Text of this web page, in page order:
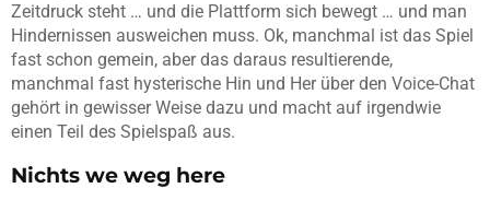
Zeitdruck steht … und die Plattform sich bewegt … und man
Hindernissen ausweichen muss. Ok, manchmal ist das Spiel
fast schon gemein, aber das daraus resultierende,
manchmal fast hysterische Hin und Her über den Voice-Chat
gehört in gewisser Weise dazu und macht auf irgendwie
einen Teil des Spielspaß aus.
Nichts we weg here